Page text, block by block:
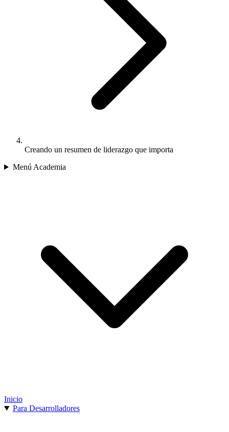
Creando un resumen de liderazgo que importa
Menú Academia
Inicio
Para Desarrolladores